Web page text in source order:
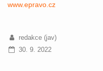
www.epravo.cz
redakce (jav)
30. 9. 2022